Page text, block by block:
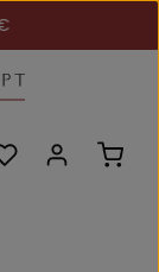
Du hast 0